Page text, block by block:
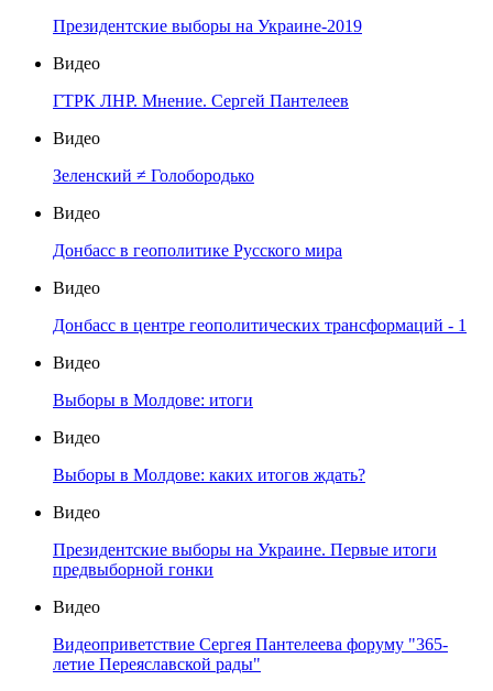
Президентские выборы на Украине-2019
Видео
ГТРК ЛНР. Мнение. Сергей Пантелеев
Видео
Зеленский ≠ Голобородько
Видео
Донбасс в геополитике Русского мира
Видео
Донбасс в центре геополитических трансформаций - 1
Видео
Выборы в Молдове: итоги
Видео
Выборы в Молдове: каких итогов ждать?
Видео
Президентские выборы на Украине. Первые итоги
предвыборной гонки
Видео
Видеоприветствие Сергея Пантелеева форуму "365-
летие Переяславской рады"